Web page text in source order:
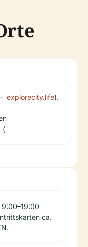
(
explorecity.life).
9:00–19:00
ca.